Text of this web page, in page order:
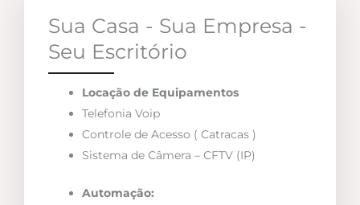
Sua Casa - Sua Empresa -
Seu Escritório
Locação de Equipamentos
Telefonia Voip
Controle de Acesso ( Catracas )
Sistema de Câmera – CFTV (IP)
Automação: